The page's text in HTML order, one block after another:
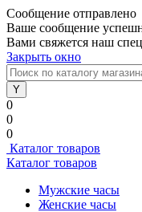
Сообщение отправлено
Ваше сообщение
Вами свяжется наш
Закрыть окно
0
0
0
Каталог товаров
Каталог товаров
Мужские часы
Женские часы